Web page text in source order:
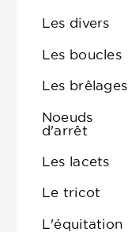
Les divers
Les boucles
Les brêlages
Noeuds
d'arrêt
Les lacets
Le tricot
L'équitation